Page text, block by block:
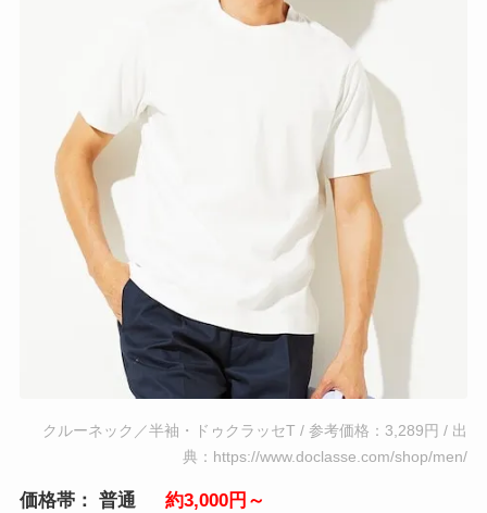
クルーネック／半袖・ドゥクラッセT / 参考価格：3,289円 / 出
典：https://www.doclasse.com/shop/men/
価格帯： 普通 約3,000円～